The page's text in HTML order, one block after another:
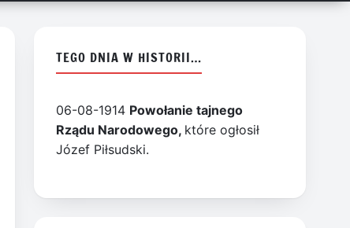
TEGO DNIA W HISTORII…
06-08-1914 Powołanie tajnego
Rządu Narodowego, które ogłosił
Józef Piłsudski.